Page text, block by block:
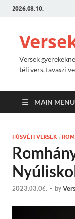
2026.08.10.
Versek
téli vers, tavaszi
MAIN MENU
HÚSVÉTI VERSEK /
2023.03.06. - by